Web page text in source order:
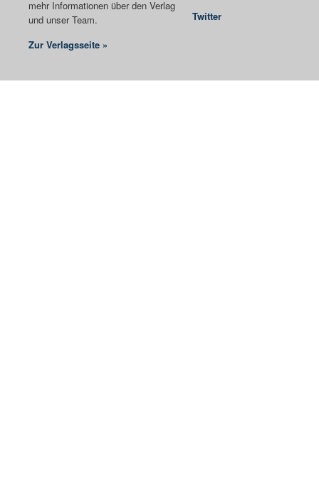
mehr Informationen über den Verlag
und unser Team.
Zur Verlagsseite »
Twitter